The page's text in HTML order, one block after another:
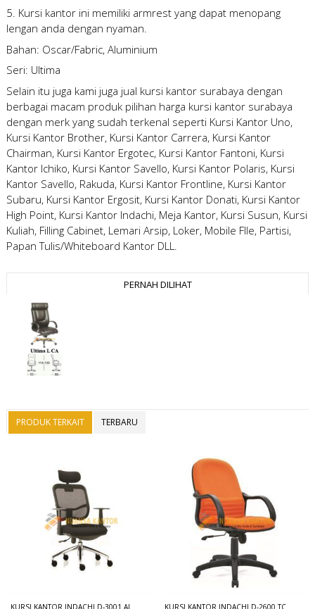
5. Kursi kantor ini memiliki armrest yang dapat menopang
lengan anda dengan nyaman.
Bahan: Oscar/Fabric, Aluminium
Seri: Ultima
Selain itu juga kami juga jual kursi kantor surabaya dengan
berbagai macam produk pilihan harga kursi kantor surabaya
dengan merk yang sudah terkenal seperti Kursi Kantor Uno,
Kursi Kantor Brother, Kursi Kantor Carrera, Kursi Kantor
Chairman, Kursi Kantor Ergotec, Kursi Kantor Fantoni, Kursi
Kantor Ichiko, Kursi Kantor Savello, Kursi Kantor Polaris, Kursi
Kantor Savello, Rakuda, Kursi Kantor Frontline, Kursi Kantor
Subaru, Kursi Kantor Ergosit, Kursi Kantor Donati, Kursi Kantor
High Point, Kursi Kantor Indachi, Meja Kantor, Kursi Susun, Kursi
Kuliah, Filling Cabinet, Lemari Arsip, Loker, Mobile FIle, Partisi,
Papan Tulis/Whiteboard Kantor DLL.
PERNAH DILIHAT
PRODUK TERKAIT TERBARU